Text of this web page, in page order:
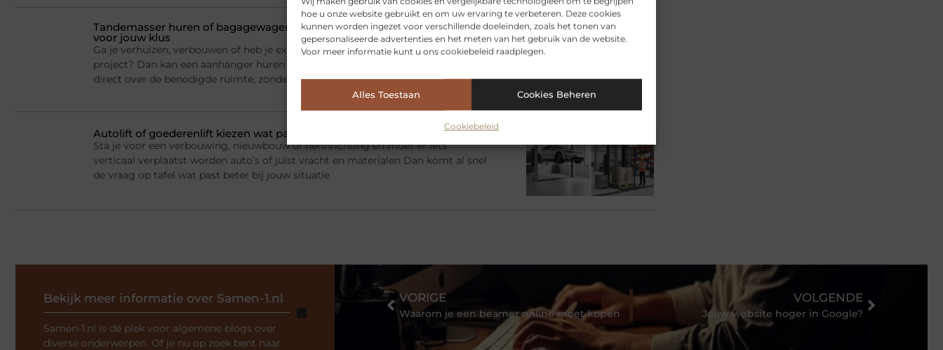
hoe u onze website gebruikt en om uw ervaring te verbeteren. Deze cookies
kunnen worden ingezet voor verschillende doeleinden, zoals het tonen van
gepersonaliseerde advertenties en het meten van het gebruik van de website.
Voor meer informatie kunt u ons cookiebeleid raadplegen.
Alles Toestaan Cookies Beheren
Cookiebeleid
Tandemasser huren of bagagewagen huren? Kies de juiste aanhanger
voor jouw klus
Ga je verhuizen, verbouwen of heb je extra laadruimte nodig voor een tijdelijk
project? Dan kan een aanhanger huren een slimme oplossing zijn. Je beschikt
direct over de benodigde ruimte, zonder dat je zelf een
Autolift of goederenlift kiezen wat past bij jouw gebouw en gebruik
Sta je voor een verbouwing, nieuwbouw of herinrichting en moet er iets
verticaal verplaatst worden auto’s of juist vracht en materialen Dan komt al snel
de vraag op tafel wat past beter bij jouw situatie
Bekijk meer informatie over Samen-1.nl
Samen-1.nl is dé plek voor algemene blogs over
diverse onderwerpen. Of je nu op zoek bent naar
VORIGE
Waarom je een beamer online moet kopen
VOLGENDE
Jouw website hoger in Google?